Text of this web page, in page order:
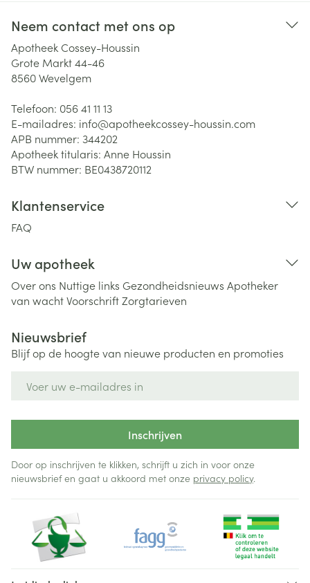
Neem contact met ons op
Apotheek Cossey-Houssin
Grote Markt 44-46
8560Wevelgem
Telefoon: 056 41 11 13
E-mailadres: info@apotheekcossey-houssin.com
APB nummer: 344202
Apotheek titularis: Anne Houssin
BTW nummer: BE0438720112
Klantenservice
FAQ
Uw apotheek
Over ons Nuttige links Gezondheidsnieuws Apotheker
van wachtVoorschriftZorgtarieven
Nieuwsbrief
Blijf op de hoogte van nieuwe producten en promoties
Inschrijven
Door op inschrijven te klikken, schrijft u zich in voor onze
nieuwsbrief en gaat u akkoord met onze privacy policy.